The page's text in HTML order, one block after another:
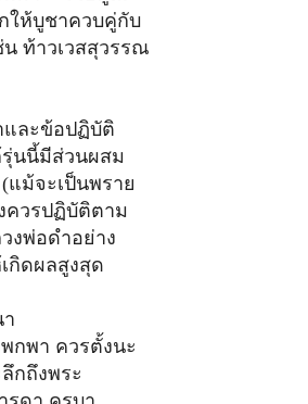
ให้บูชาควบคู่กับ
ท้าวเวสสุวรรณ
และข้อปฏิบัติ
รุ่นนี้มีส่วนผสม
แม้จะเป็นพราย
ควรปฏิบัติตาม
งพ่อดำอย่าง
กิดผลสูงสุด
กพา ควรตั้งนะ
กถึงพระ